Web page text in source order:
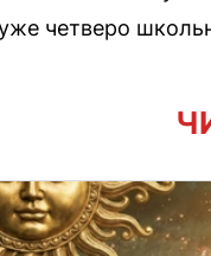
четверо